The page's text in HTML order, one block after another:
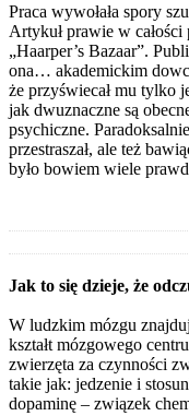
Praca wywołała spory
Artykuł prawie w
„Haarper’s Bazaar”.
ona… akademickim
że przyświecał mu tylko
jak dwuznaczne są
psychiczne.
przestraszał, ale też
było bowiem wiele
Jak to się dzieje, że
W ludzkim mózgu
kształt mózgowego
zwierzęta za czynności
takie jak: jedzenie i
dopaminę – związek